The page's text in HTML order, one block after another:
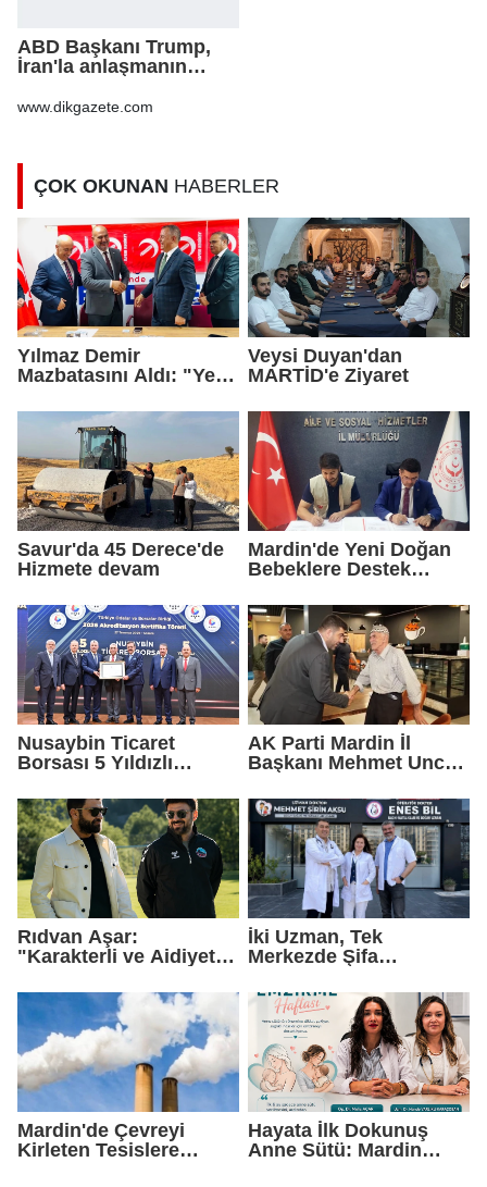
ABD Başkanı Trump,
İran'la anlaşmanın
sağlanabileceğini
www.dikgazete.com
ÇOK OKUNAN HABERLER
Yılmaz Demir
Mazbatasını Aldı: "Yeni
Geldik"
Veysi Duyan'dan
MARTİD'e Ziyaret
Savur'da 45 Derece'de
Hizmete devam
Mardin'de Yeni Doğan
Bebeklere Destek
Nusaybin Ticaret
Borsası 5 Yıldızlı
Yeniden Aldı
AK Parti Mardin İl
Başkanı Mehmet Uncu:
Geleceğimizi
Korumaktır"
Rıdvan Aşar:
"Karakterli ve Aidiyet
Kadro Kuruyoruz"
İki Uzman, Tek
Merkezde Şifa
Mardin'de Çevreyi
Kirleten Tesislere
Hayata İlk Dokunuş
Anne Sütü: Mardin